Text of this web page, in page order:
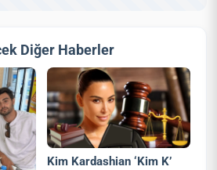
Diğer Haberler
Kim Kardashian ‘Kim K’